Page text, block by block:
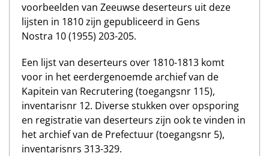
voorbeelden van Zeeuwse deserteurs uit deze
lijsten in 1810 zijn gepubliceerd in Gens
Nostra 10 (1955) 203-205.
Een lijst van deserteurs over 1810-1813 komt
voor in het eerdergenoemde archief van de
Kapitein van Recrutering (toegangsnr 115),
inventarisnr 12. Diverse stukken over opsporing
en registratie van deserteurs zijn ook te vinden in
het archief van de Prefectuur (toegangsnr 5),
inventarisnrs 313-329.